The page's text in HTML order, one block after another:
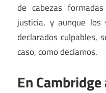
de cabezas
justicia, y aunque los
declarados culpables,
caso, como decíamos.
En